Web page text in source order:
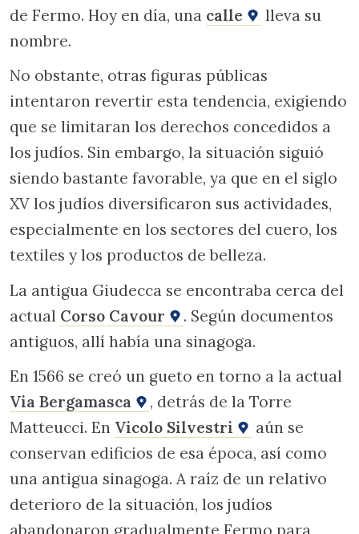
de Fermo. Hoy en día, una calle
lleva su
nombre.
No obstante, otras figuras públicas
intentaron revertir esta tendencia, exigiendo
que se limitaran los derechos concedidos a
los judíos. Sin embargo, la situación siguió
siendo bastante favorable, ya que en el siglo
XV los judíos diversificaron sus actividades,
especialmente en los sectores del cuero, los
textiles y los productos de belleza.
La antigua Giudecca se encontraba cerca del
actual Corso Cavour
. Según documentos
antiguos, allí había una sinagoga.
En 1566 se creó un gueto en torno a la actual
Via Bergamasca
, detrás de la Torre
Matteucci. En Vicolo Silvestri
aún se
conservan edificios de esa época, así como
una antigua sinagoga. A raíz de un relativo
deterioro de la situación, los judíos
abandonaron gradualmente Fermo para